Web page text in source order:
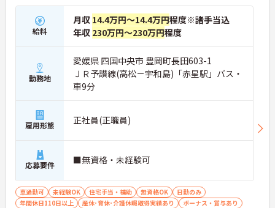
給料
月収 14.4万円～14.4万円程度※諸手当込
年収 230万円～230万円程度
勤務地
愛媛県 四国中央市 豊岡町長田603-1
ＪＲ予讃線(高松－宇和島)「赤星駅」バス・
車9分
雇用形態 正社員(正職員)
応募要件 ■無資格・未経験可
車通勤可 未経験OK 住宅手当・補助 無資格OK
日勤のみ
年間休日110日以上
産休･育休･介護休暇取得実績あり
ボーナス・賞与あり